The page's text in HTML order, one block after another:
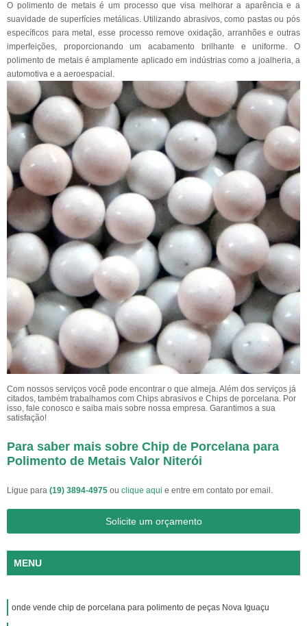
O polimento de metais é um processo que visa melhorar a aparência e a
suavidade de superfícies metálicas. Utilizando abrasivos, como pastas ou pós
específicos para metal, esse processo remove oxidação, arranhões e outras
imperfeições, proporcionando um acabamento brilhante e uniforme. O
polimento de metais é amplamente aplicado em indústrias como a joalheria, a
automotiva e a aeroespacial.
Com nossos serviços você pode encontrar o que almeja. Além dos serviços já
citados, também trabalhamos com Chips abrasivos e Chips de porcelana. Por
isso, fale conosco e saiba mais sobre nossa empresa. Garantimos a sua
satisfação!
Para saber mais sobre Chip de Porcelana para
Polimento de Metais Valor Niterói
Ligue para (19) 3894-4975 ou clique aqui e entre em contato por email.
Solicite um orçamento
MENU
onde vende chip de porcelana para polimento de peças Nova Iguaçu